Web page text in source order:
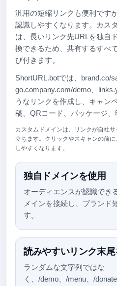
汎用の短縮リンクも便利です
認識しやすくなります。カス
は、長いリンク先URLを独自
換できるため、共有するすべ
び付きます。
ShortURL.botでは、brand.co/
go.company.com/demo、
うなリンクを作成し、キャン
稿、QRコード、パッケージ、
カスタムドメインは、リンクが自社
立ちます。クリックやスキャンの前
しやすくなります。
独自ドメインを使用
オーディエンスが認識でき
メインを接続し、ブランド
す。
読みやすいリンク末
ランダムな文字列ではな
く、/demo、/menu、/